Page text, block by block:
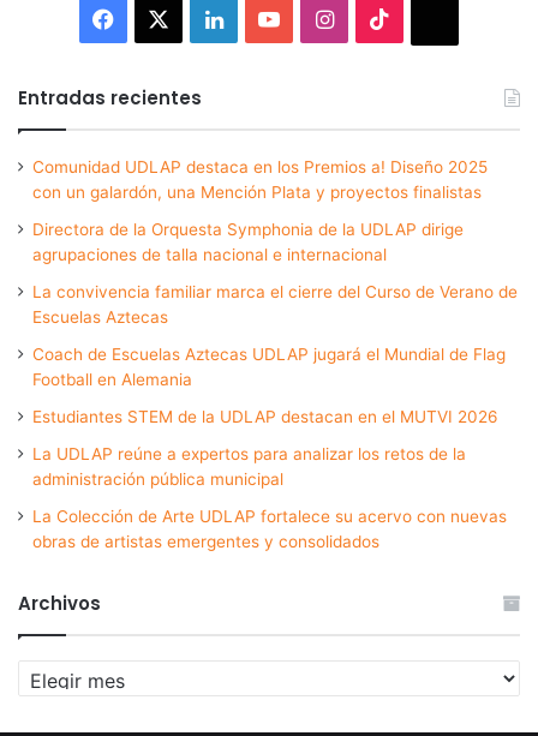
Facebook LinkedInYouTubeInstagram
Entradas recientes
Comunidad UDLAP destaca en los Premios a! Diseño 2025
con un galardón, una Mención Plata y proyectos finalistas
Directora de la Orquesta Symphonia de la UDLAP dirige
agrupaciones de talla nacional e internacional
La convivencia familiar marca el cierre del Curso de Verano de
Escuelas Aztecas
Coach de Escuelas Aztecas UDLAP jugará el Mundial de Flag
Football en Alemania
Estudiantes STEM de la UDLAP destacan en el MUTVI 2026
La UDLAP reúne a expertos para analizar los retos de la
administración pública municipal
La Colección de Arte UDLAP fortalece su acervo con nuevas
obras de artistas emergentes y consolidados
Archivos
Archivos